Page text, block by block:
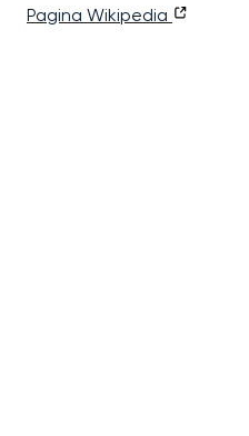
Pagina Wikipedia